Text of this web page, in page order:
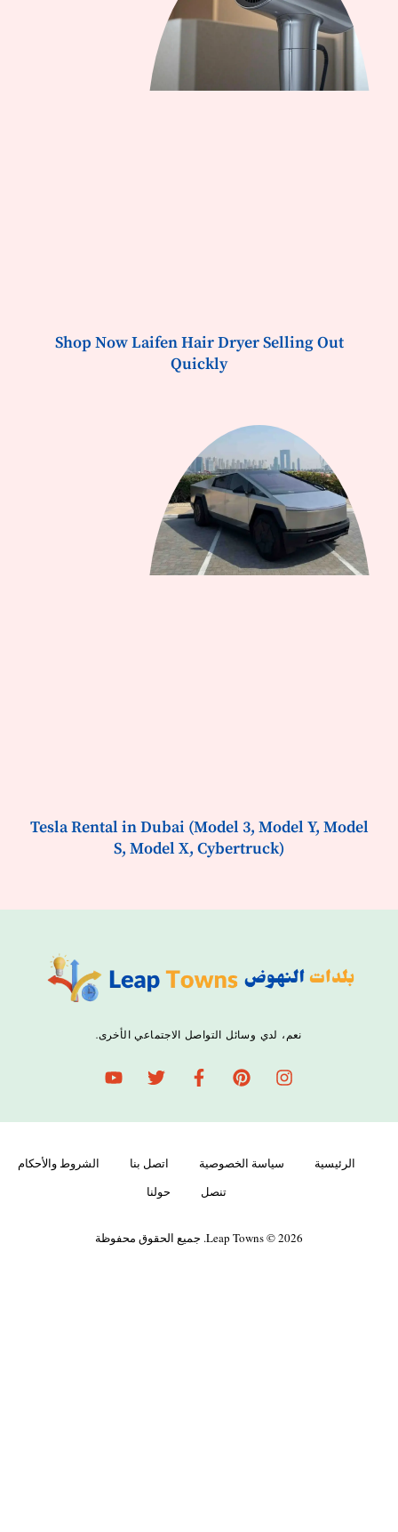
Shop Now Laifen Hair Dryer Selling Out
Quickly
Tesla Rental in Dubai (Model 3, Model Y, Model
S, Model X, Cybertruck)
نعم، لدي وسائل التواصل الاجتماعي الأخرى.
الرئيسية سياسة الخصوصية اتصل بنا
الشروط والأحكام
تنصل
Leap Towns © 2026. جميع الحقوق محفوظة